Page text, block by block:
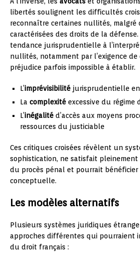
libertés soulignent les difficultés
reconnaître certaines nullités, malgré
caractérisées des droits de la
tendance jurisprudentielle à
nullités, notamment par l’exigence
préjudice parfois impossible à établir.
L’imprévisibilité jurisprudentielle
La complexité excessive du régime
L’inégalité d’accès aux moyens
ressources du justiciable
Ces critiques croisées révèlent un
sophistication, ne satisfait
du procès pénal et pourrait bénéficier
conceptuelle.
Les modèles alternatifs
Plusieurs systèmes juridiques
approches différentes qui pourraient
du droit français :